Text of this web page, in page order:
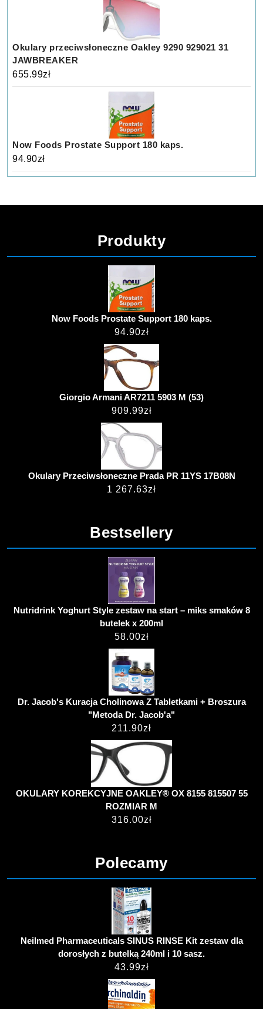
Okulary przeciwsłoneczne Oakley 9290 929021 31
JAWBREAKER
655.99zł
Now Foods Prostate Support 180 kaps.
94.90zł
Produkty
Now Foods Prostate Support 180 kaps.
94.90zł
Giorgio Armani AR7211 5903 M (53)
909.99zł
Okulary Przeciwsłoneczne Prada PR 11YS 17B08N
1 267.63zł
Bestsellery
Nutridrink Yoghurt Style zestaw na start – miks smaków 8
butelek x 200ml
58.00zł
Dr. Jacob's Kuracja Cholinowa Z Tabletkami + Broszura
"Metoda Dr. Jacob'a"
211.90zł
OKULARY KOREKCYJNE OAKLEY® OX 8155 815507 55
ROZMIAR M
316.00zł
Polecamy
Neilmed Pharmaceuticals SINUS RINSE Kit zestaw dla
dorosłych z butelką 240ml i 10 sasz.
43.99zł